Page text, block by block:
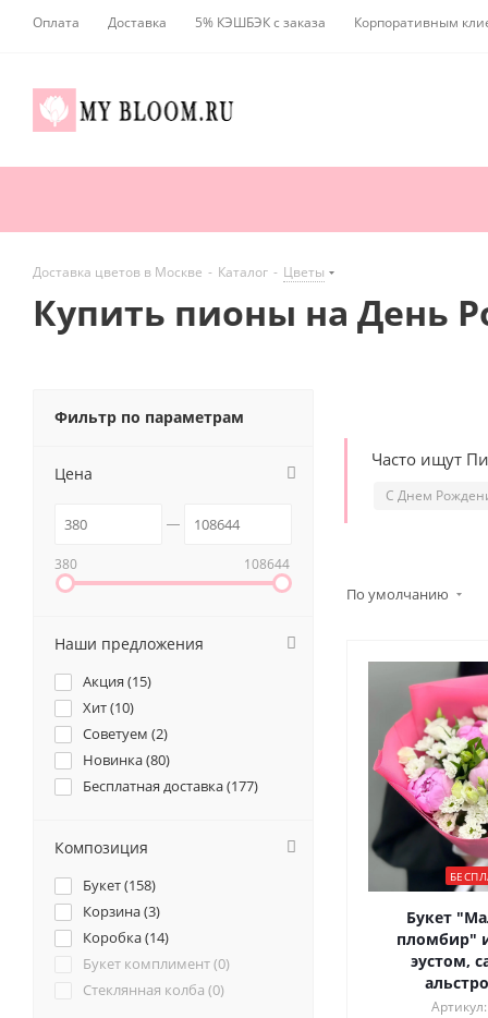
Оплата Доставка 5% КЭШБЭК с заказа Корпоративным
Доставка цветов в Москве - Каталог - Цветы
Купить пионы на День
Часто ищут
С Днем
По умолчанию
Букет
пломбир"
эустом,
Фильтр по параметрам
Цена
380 108644
Наши предложения
Акция (15)
Хит (10)
Советуем (2)
Новинка (80)
Бесплатная доставка (177)
Композиция
Букет (158)
Корзина (3)
Коробка (14)
Букет комплимент (0)
Стеклянная колба (0)